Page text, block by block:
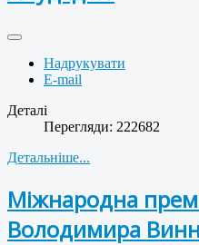
Надрукувати
E-mail
Деталі
Перегляди: 222682
Детальніше...
Міжнародна
Володимира